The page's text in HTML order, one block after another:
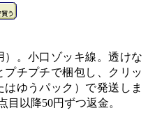
）。小口ゾッキ線。透けな
プチプチで梱包し、クリッ
はゆうパック）で発送しま
目以降50円ずつ返金。